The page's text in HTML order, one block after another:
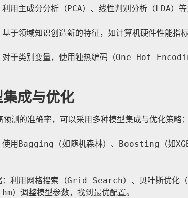
利用主成分分析（PCA）、线性判别分析（LDA）
基于领域知识创造新的特征，如计算机硬件性能指标
对于类别变量，使用独热编码（One-Hot
集成与优化
测的准确率，可以采用多种模型集成与优化策略：
使用Bagging（如随机森林）、Boosting（如
：利用网格搜索（Grid Search）、贝叶斯优
调整模型参数，找到最优配置。